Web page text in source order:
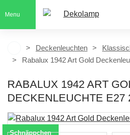
Menu
Deckenleuchten
Rabalux 1942 Art Gold
RABALUX 1942 ART
DECKENLEUCHTE E27
Schnäppchen